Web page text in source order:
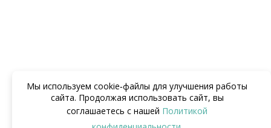
Мы используем cookie‑файлы для улучшения работы
сайта. Продолжая использовать сайт, вы
соглашаетесь с нашей Политикой